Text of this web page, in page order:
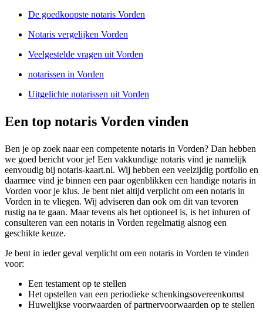
De goedkoopste notaris Vorden
Notaris vergelijken Vorden
Veelgestelde vragen uit Vorden
notarissen in Vorden
Uitgelichte notarissen uit Vorden
Een top notaris Vorden vinden
Ben je op zoek naar een competente notaris in Vorden? Dan hebben
we goed bericht voor je! Een vakkundige notaris vind je namelijk
eenvoudig bij notaris-kaart.nl. Wij hebben een veelzijdig portfolio en
daarmee vind je binnen een paar ogenblikken een handige notaris in
Vorden voor je klus. Je bent niet altijd verplicht om een notaris in
Vorden in te vliegen. Wij adviseren dan ook om dit van tevoren
rustig na te gaan. Maar tevens als het optioneel is, is het inhuren of
consulteren van een notaris in Vorden regelmatig alsnog een
geschikte keuze.
Je bent in ieder geval verplicht om een notaris in Vorden te vinden
voor:
Een testament op te stellen
Het opstellen van een periodieke schenkingsovereenkomst
Huwelijkse voorwaarden of partnervoorwaarden op te stellen